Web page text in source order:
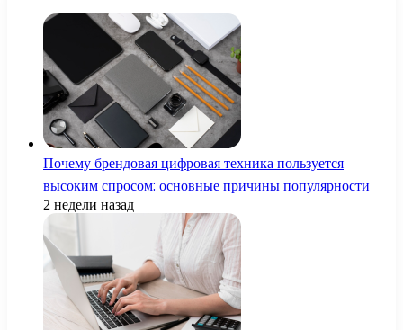
Почему брендовая цифровая техника пользуется
высоким спросом: основные причины популярности
2 недели назад